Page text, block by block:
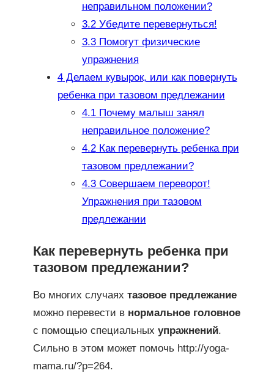
неправильном положении?
3.2Убедите перевернуться!
3.3Помогут физические
упражнения
4Делаем кувырок, или как повернуть
ребенка при тазовом предлежании
4.1Почему малыш занял
неправильное положение?
4.2Как перевернуть ребенка при
тазовом предлежании?
4.3Совершаем переворот!
Упражнения при тазовом
предлежании
Как перевернуть ребенка при
тазовом предлежании?
Во многих случаях тазовое предлежание
можно перевести в нормальное головное
с помощью специальных упражнений.
Сильно в этом может помочь http://yoga-
mama.ru/?p=264.